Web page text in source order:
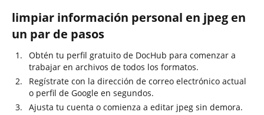
limpiar información personal en jpeg en
un par de pasos
Obtén tu perfil gratuito de DocHub para comenzar a
trabajar en archivos de todos los formatos.
Regístrate con la dirección de correo electrónico actual
o perfil de Google en segundos.
Ajusta tu cuenta o comienza a editar jpeg sin demora.